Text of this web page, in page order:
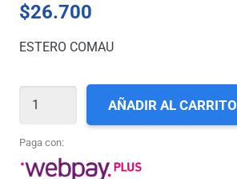
$26.700
ESTERO COMAU
N°
7350
AÑADIR AL CARRITO
Paga con: